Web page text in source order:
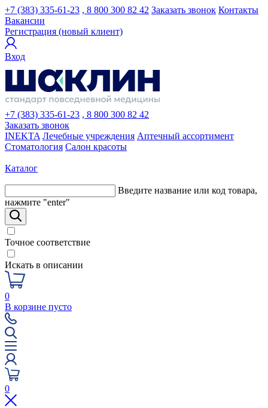
+7 (383) 335-61-23 , 8 800 300 82 42 Заказать звонок Контакты
Вакансии
Регистрация (новый клиент)
Вход
+7 (383) 335-61-23 , 8 800 300 82 42
Заказать звонок
INEKTA Лечебные учреждения Аптечный ассортимент
Стоматология Салон красоты
Каталог
Введите название или код товара,
нажмите "enter"
Точное соответствие
Искать в описании
0
В корзине пусто
0